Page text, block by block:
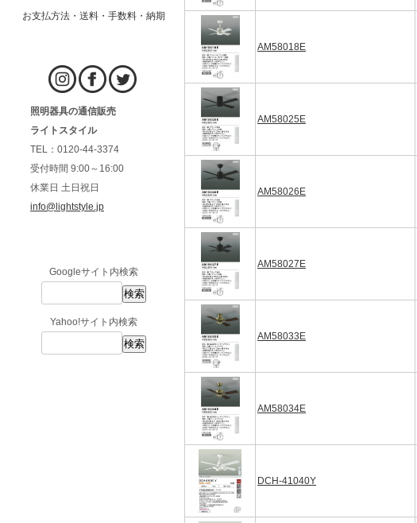
お支払方法・送料・手数料・納期
照明器具の通信販売
ライトスタイル
TEL：0120-44-3374
受付時間 9:00～16:00
休業日 土日祝日
info@lightstyle.jp
Googleサイト内検索
Yahoo!サイト内検索
AM58018E
AM58025E
AM58026E
AM58027E
AM58033E
AM58034E
DCH-41040Y